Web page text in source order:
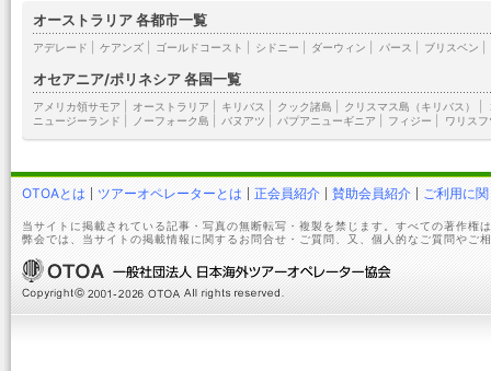
オーストラリア 各都市一覧
アデレード ケアンズ ゴールドコースト シドニー ダーウィン パース ブリスベン
オセアニア/ポリネシア 各国一覧
アメリカ領サモア オーストラリア キリバス クック諸島 クリスマス島（キリバス）
ニュージーランド
ノーフォーク島 バヌアツ パプアニューギニア フィジー ワリス
OTOAとは ツアーオペレーターとは 正会員紹介 賛助会員紹介 ご利用に
当サイトに掲載されている記事・写真の無断転写・複製を禁じます。すべての著作権
弊会では、当サイトの掲載情報に関するお問合せ・ご質問、又、個人的なご質問やご